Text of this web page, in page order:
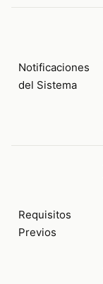
Notificaciones
del Sistema
Requisitos
Previos